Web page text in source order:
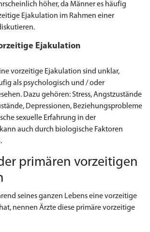
höher, da Männer es häufig
Ejakulation im Rahmen einer
Ejakulation
vorzeitige Ejakulation sind unklar,
als psychologisch und / oder
Dazu gehören: Stress, Angstzustände
Depressionen, Beziehungsprobleme
sexuelle Erfahrung in der
auch durch biologische Faktoren
primären vorzeitigen
seines ganzen Lebens eine vorzeitige
nennen Ärzte diese primäre vorzeitige